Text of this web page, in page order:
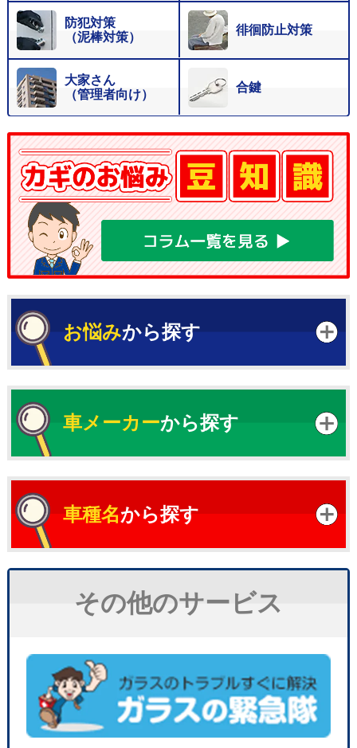
防犯対策
（泥棒対策）
徘徊防止対策
大家さん
（管理者向け）
合鍵
お悩みから探す
車メーカーから探す
車種名から探す
その他のサービス